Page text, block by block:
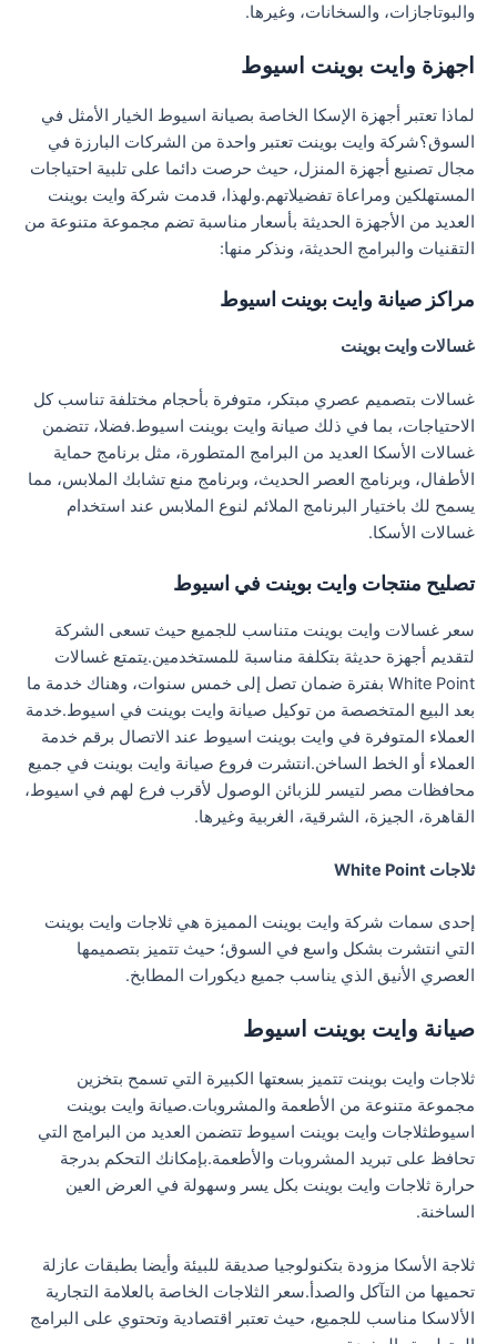
والبوتاجازات، والسخانات، وغيرها.
اجهزة وايت بوينت اسيوط
لماذا تعتبر أجهزة الإسكا الخاصة بصيانة اسيوط الخيار الأمثل في
السوق؟شركة وايت بوينت تعتبر واحدة من الشركات البارزة في
مجال تصنيع أجهزة المنزل، حيث حرصت دائما على تلبية احتياجات
المستهلكين ومراعاة تفضيلاتهم.ولهذا، قدمت شركة وايت بوينت
العديد من الأجهزة الحديثة بأسعار مناسبة تضم مجموعة متنوعة من
التقنيات والبرامج الحديثة، ونذكر منها:
مراكز صيانة وايت بوينت اسيوط
غسالات وايت بوينت
غسالات بتصميم عصري مبتكر، متوفرة بأحجام مختلفة تناسب كل
الاحتياجات، بما في ذلك صيانة وايت بوينت اسيوط.فضلا، تتضمن
غسالات الأسكا العديد من البرامج المتطورة، مثل برنامج حماية
الأطفال، وبرنامج العصر الحديث، وبرنامج منع تشابك الملابس، مما
يسمح لك باختيار البرنامج الملائم لنوع الملابس عند استخدام
غسالات الأسكا.
تصليح منتجات وايت بوينت في اسيوط
سعر غسالات وايت بوينت متناسب للجميع حيث تسعى الشركة
لتقديم أجهزة حديثة بتكلفة مناسبة للمستخدمين.يتمتع غسالات
White Point بفترة ضمان تصل إلى خمس سنوات، وهناك خدمة ما
بعد البيع المتخصصة من توكيل صيانة وايت بوينت في اسيوط.خدمة
العملاء المتوفرة في وايت بوينت اسيوط عند الاتصال برقم خدمة
العملاء أو الخط الساخن.انتشرت فروع صيانة وايت بوينت في جميع
محافظات مصر لتيسر للزبائن الوصول لأقرب فرع لهم في اسيوط،
القاهرة، الجيزة، الشرقية، الغربية وغيرها.
ثلاجات White Point
إحدى سمات شركة وايت بوينت المميزة هي ثلاجات وايت بوينت
التي انتشرت بشكل واسع في السوق؛ حيث تتميز بتصميمها
العصري الأنيق الذي يناسب جميع ديكورات المطابخ.
صيانة وايت بوينت اسيوط
ثلاجات وايت بوينت تتميز بسعتها الكبيرة التي تسمح بتخزين
مجموعة متنوعة من الأطعمة والمشروبات.صيانة وايت بوينت
اسيوطثلاجات وايت بوينت اسيوط تتضمن العديد من البرامج التي
تحافظ على تبريد المشروبات والأطعمة.بإمكانك التحكم بدرجة
حرارة ثلاجات وايت بوينت بكل يسر وسهولة في العرض العين
الساخنة.
ثلاجة الأسكا مزودة بتكنولوجيا صديقة للبيئة وأيضا بطبقات عازلة
تحميها من التآكل والصدأ.سعر الثلاجات الخاصة بالعلامة التجارية
الألاسكا مناسب للجميع، حيث تعتبر اقتصادية وتحتوي على البرامج